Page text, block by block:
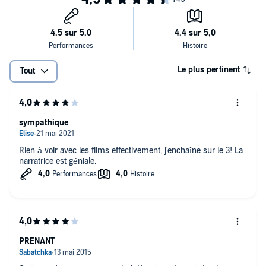
Tout Le plus pertinent
Rien à voir avec les films effectivement, j'enchaîne sur le 3! La
narratrice est géniale.
sympathique
PRENANT